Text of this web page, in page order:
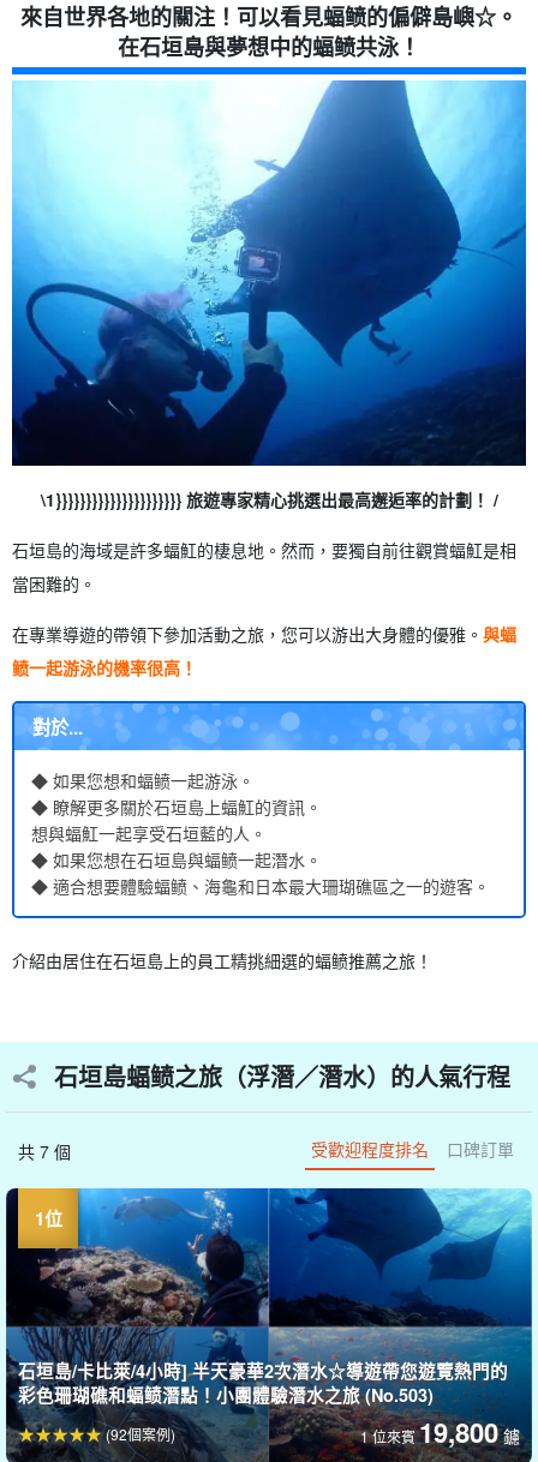
來自世界各地的關注！可以看見蝠鲼的偏僻島嶼☆。
在石垣島與夢想中的蝠鲼共泳！
\1}}}}}}}}}}}}}}}}}}}}} 旅遊專家精心挑選出最高邂逅率的計劃！ /
石垣島的海域是許多蝠魟的棲息地。然而，要獨自前往觀賞蝠魟是相
當困難的。
在專業導遊的帶領下參加活動之旅，您可以游出大身體的優雅。 與蝠
鲼一起游泳的機率很高！
對於...
◆ 如果您想和蝠鲼一起游泳。
◆ 瞭解更多關於石垣島上蝠魟的資訊。
想與蝠魟一起享受石垣藍的人。
◆ 如果您想在石垣島與蝠鲼一起潛水。
◆ 適合想要體驗蝠鲼、海龜和日本最大珊瑚礁區之一的遊客。
介紹由居住在石垣島上的員工精挑細選的蝠鲼推薦之旅！
石垣島蝠鲼之旅（浮潛／潛水）的人氣行程
共 7 個 受歡迎程度排名 口碑訂單
石垣島/卡比萊/4小時] 半天豪華2次潛水☆導遊帶您遊覽熱門的
彩色珊瑚礁和蝠鲼潛點！小團體驗潛水之旅 (No.503)
1 位來賓19,800 鑢
(92個案例)